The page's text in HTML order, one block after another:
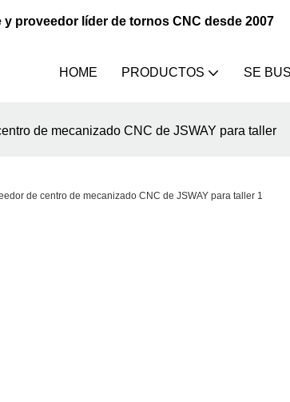
y proveedor líder de tornos CNC desde 2007
HOME PRODUCTOS SE
de mecanizado CNC de JSWAY para taller